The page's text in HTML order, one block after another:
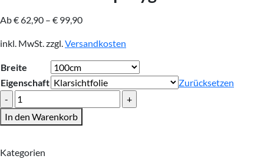
Ab€62,90 – € 99,90
inkl. MwSt.zzgl.Versandkosten
Breite
Eigenschaft
Zurücksetzen
Mobiler
Roll-
Up
Menge
In den Warenkorb
Kategorien